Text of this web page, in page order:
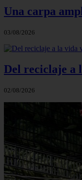
Una carpa
03/08/2026
Del reciclaje a
02/08/2026